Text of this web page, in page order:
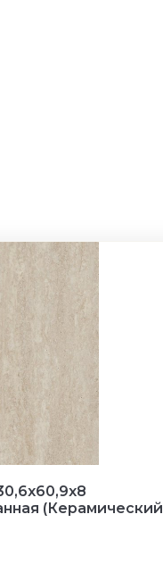
(Керамический